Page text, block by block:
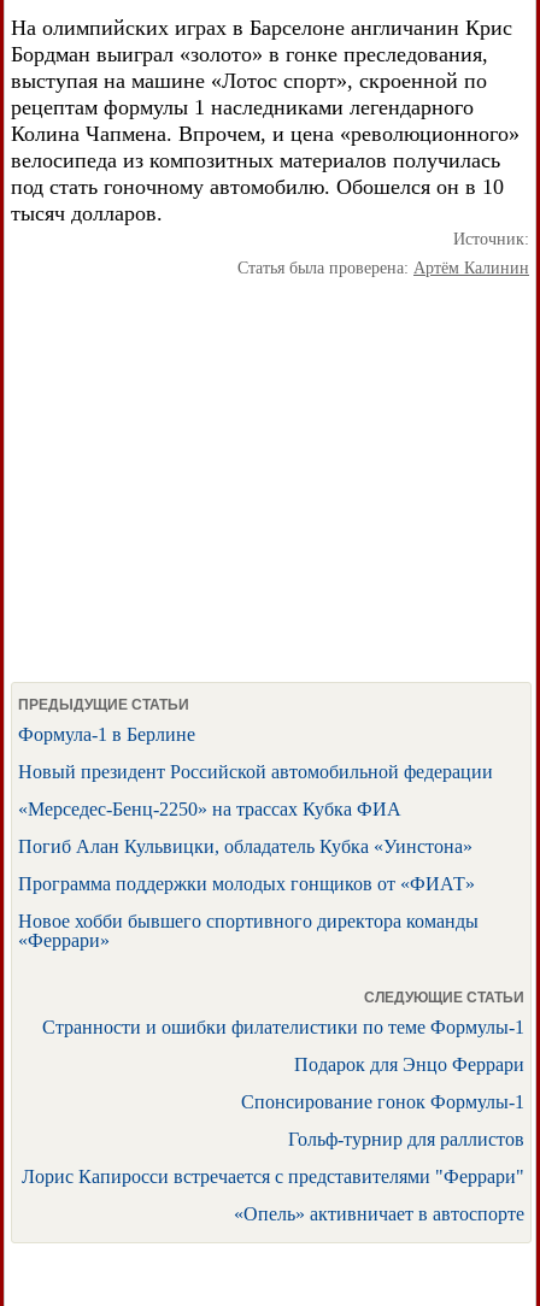
На олимпийских играх в Барселоне англичанин Крис
Бордман выиграл «золото» в гонке преследования,
выступая на машине «Лотос спорт», скроенной по
рецептам формулы 1 наследниками легендарного
Колина Чапмена. Впрочем, и цена «революционного»
велосипеда из композитных материалов получилась
под стать гоночному автомобилю. Обошелся он в 10
тысяч долларов.
Источник:
Статья была проверена: Артём Калинин
ПРЕДЫДУЩИЕ СТАТЬИ
Формула-1 в Берлине
Новый президент Российской автомобильной федерации
«Мерседес-Бенц-2250» на трассах Кубка ФИА
Погиб Алан Кульвицки, обладатель Кубка «Уинстона»
Программа поддержки молодых гонщиков от «ФИАТ»
Новое хобби бывшего спортивного директора команды
«Феррари»
СЛЕДУЮЩИЕ СТАТЬИ
Странности и ошибки филателистики по теме Формулы-1
Подарок для Энцо Феррари
Спонсирование гонок Формулы-1
Гольф-турнир для раллистов
Лорис Капиросси встречается с представителями "Феррари"
«Опель» активничает в автоспорте